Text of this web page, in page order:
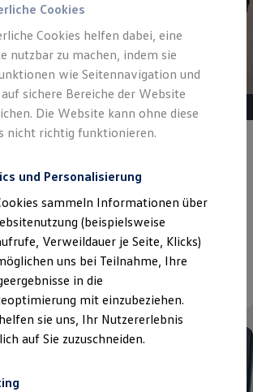
Leasing
Leasing
ohne Anzahlung
mit Schlussrate
und Garantien
Versicherung
Class bei Volkswagen
Gewinn
Tutorials
EVERY1
Kühl kalkuliert.
begehrt. Ihre Leasingrate? Eiskalt
Cookies
Cookies helfen dabei, eine
nutzbar zu machen, indem sie
wie Seitennavigation und
sichere Bereiche der Website
Die Website kann ohne diese
nicht richtig funktionieren.
und Personalisierung
sammeln Informationen über
(beispielsweise
Verweildauer je Seite, Klicks)
uns bei Teilnahme, Ihre
in die
mit einzubeziehen.
sie uns, Ihr Nutzererlebnis
auf Sie zuzuschneiden.